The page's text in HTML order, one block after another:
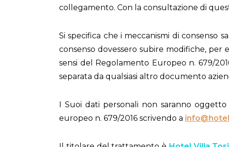
collegamento. Con la consultazione di
Si specifica che i meccanismi di consenso
consenso dovessero subire modifiche, per
sensi del Regolamento Europeo n. 679/
separata da qualsiasi altro documento
I Suoi dati personali non saranno
europeo n. 679/2016 scrivendo a